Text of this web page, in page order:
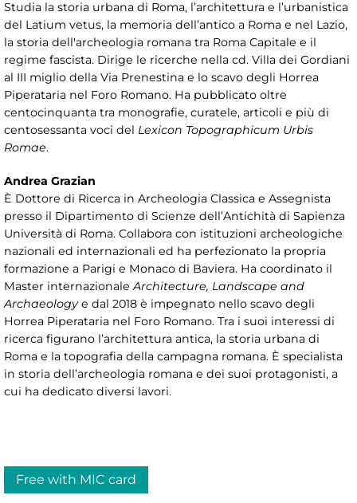
Studia la storia urbana di Roma, l’architettura e l’urbanistica
del Latium vetus, la memoria dell’antico a Roma e nel Lazio,
la storia dell'archeologia romana tra Roma Capitale e il
regime fascista. Dirige le ricerche nella cd. Villa dei Gordiani
al III miglio della Via Prenestina e lo scavo degli Horrea
Piperataria nel Foro Romano. Ha pubblicato oltre
centocinquanta tra monografie, curatele, articoli e più di
centosessanta voci del Lexicon Topographicum Urbis
Romae.
Andrea Grazian
È Dottore di Ricerca in Archeologia Classica e Assegnista
presso il Dipartimento di Scienze dell’Antichità di Sapienza
Università di Roma. Collabora con istituzioni archeologiche
nazionali ed internazionali ed ha perfezionato la propria
formazione a Parigi e Monaco di Baviera. Ha coordinato il
Master internazionaleArchitecture, Landscape and
Archaeologye dal 2018 è impegnato nello scavo degli
Horrea Piperataria nel Foro Romano. Tra i suoi interessi di
ricerca figurano l’architettura antica, la storia urbana di
Roma e la topografia della campagna romana. È specialista
in storia dell’archeologia romana e dei suoi protagonisti, a
cui ha dedicato diversi lavori.
Free with MIC card